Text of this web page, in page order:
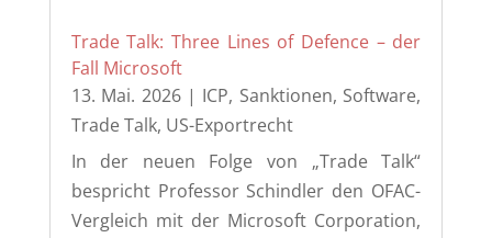
Trade Talk: Three Lines of Defence – der
Fall Microsoft
13. Mai. 2026| ICP, Sanktionen, Software,
Trade Talk, US-Exportrecht
In der neuen Folge von „Trade Talk“
bespricht Professor Schindler den OFAC-
Vergleich mit der Microsoft Corporation,